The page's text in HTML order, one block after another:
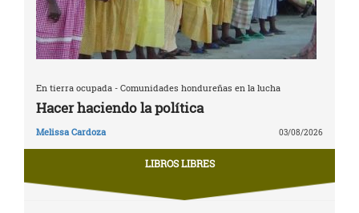
En tierra ocupada - Comunidades hondureñas en la lucha
Hacer haciendo la política
Melissa Cardoza 03/08/2026
LIBROS LIBRES